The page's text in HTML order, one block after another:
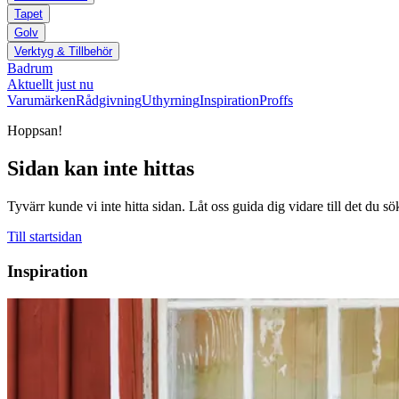
Tapet
Golv
Verktyg & Tillbehör
Badrum
Aktuellt just nu
VarumärkenRådgivningUthyrningInspirationProffs
Hoppsan!
Sidan kan inte hittas
Tyvärr kunde vi inte hitta sidan. Låt oss guida dig vidare till det du
Till startsidan
Inspiration